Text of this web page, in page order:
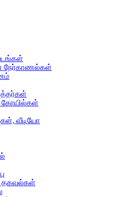
நேர்காணல்கள்
கோயில்கள்
வீடியோ
தகவல்கள்